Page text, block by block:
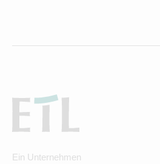
Ein Unternehmen